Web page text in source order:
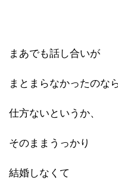
まあでも話し合いが
まとまらなかったのな
仕方ないというか、
そのままうっかり
結婚しなくて